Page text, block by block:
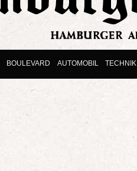
BOULEVARD AUTOMOBIL TECHNIK